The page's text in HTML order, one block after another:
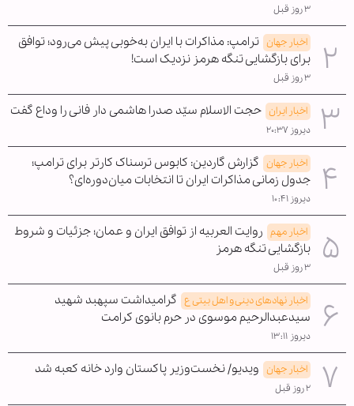
۳ روز قبل
اخبار جهان ترامپ: مذاکرات با ایران به‌خوبی پیش می‌رود؛ توافق
برای بازگشایی تنگه هرمز نزدیک است!
۳ روز قبل
اخبار ایران حجت الاسلام سیّد صدرا هاشمی دار فانی را وداع گفت
دیروز ۲۰:۳۷
اخبار جهان گزارش گاردین: کابوس ترسناک کارتر برای ترامپ؛
جدول زمانی مذاکرات ایران تا انتخابات میان‌دوره‌ای؟
دیروز ۱۰:۴۱
اخبار مهم روایت العربیه از توافق ایران و عمان؛ جزئیات و شروط
بازگشایی تنگه هرمز
۳ روز قبل
اخبار نهادهای دینی و اهل بیتی ع گرامیداشت سپهبد شهید
سیدعبدالرحیم موسوی در حرم بانوی کرامت
دیروز ۱۳:۱۱
اخبار جهان ویدیو/ نخست‌وزیر پاکستان وارد خانه کعبه شد
۲ روز قبل